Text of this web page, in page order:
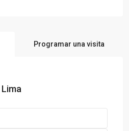
Programar una visita